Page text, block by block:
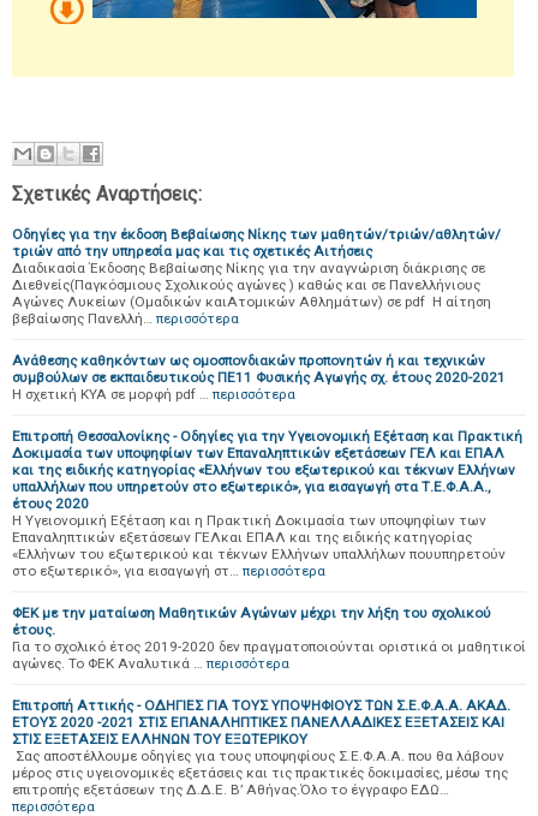
Σχετικές Αναρτήσεις:
Oδηγίες για την έκδοση Βεβαίωσης Νίκης των μαθητών/τριών/αθλητών/
τριών από την υπηρεσία μας και τις σχετικές Αιτήσεις
Διαδικασία Έκδοσης Βεβαίωσης Νίκης για την αναγνώριση διάκρισης σε
Διεθνείς(Παγκόσμιους Σχολικούς αγώνες ) καθώς και σε Πανελλήνιους
Αγώνες Λυκείων (Ομαδικών καιΑτομικών Αθλημάτων) σε pdf H αίτηση
βεβαίωσης Πανελλή… περισσότερα
Ανάθεσης καθηκόντων ως ομοσπονδιακών προπονητών ή και τεχνικών
συμβούλων σε εκπαιδευτικούς ΠΕ11 Φυσικής Αγωγής σχ. έτους 2020-2021
Η σχετική ΚΥΑ σε μορφή pdf … περισσότερα
Επιτροπή Θεσσαλονίκης - Οδηγίες για την Υγειονομική Εξέταση και Πρακτική
Δοκιμασία των υποψηφίων των Επαναληπτικών εξετάσεων ΓΕΛ και ΕΠΑΛ
και της ειδικής κατηγορίας «Ελλήνων του εξωτερικού και τέκνων Ελλήνων
υπαλλήλων που υπηρετούν στο εξωτερικό», για εισαγωγή στα Τ.Ε.Φ.Α.Α.,
έτους 2020
Η Υγειονομική Εξέταση και η Πρακτική Δοκιμασία των υποψηφίων των
Επαναληπτικών εξετάσεων ΓΕΛκαι ΕΠΑΛ και της ειδικής κατηγορίας
«Ελλήνων του εξωτερικού και τέκνων Ελλήνων υπαλλήλων πουυπηρετούν
στο εξωτερικό», για εισαγωγή στ… περισσότερα
ΦΕΚ με την ματαίωση Μαθητικών Αγώνων μέχρι την λήξη του σχολικού
έτους.
Για το σχολικό έτος 2019-2020 δεν πραγματοποιούνται οριστικά οι μαθητικοί
αγώνες. Το ΦΕΚ Αναλυτικά … περισσότερα
Επιτροπή Αττικής - ΟΔΗΓΙΕΣ ΓΙΑ ΤΟΥΣ ΥΠΟΨΗΦΙΟΥΣ ΤΩΝ Σ.Ε.Φ.Α.Α. ΑΚΑΔ.
ΕΤΟΥΣ 2020 -2021 ΣΤΙΣ ΕΠΑΝΑΛΗΠΤΙΚΕΣ ΠΑΝΕΛΛΑΔΙΚΕΣ ΕΞΕΤΑΣΕΙΣ ΚΑΙ
ΣΤΙΣ ΕΞΕΤΑΣΕΙΣ ΕΛΛΗΝΩΝ ΤΟΥ ΕΞΩΤΕΡΙΚΟΥ
Σας αποστέλλουμε οδηγίες για τους υποψηφίους Σ.Ε.Φ.Α.Α. που θα λάβουν
μέρος στις υγειονομικές εξετάσεις και τις πρακτικές δοκιμασίες, μέσω της
επιτροπής εξετάσεων της Δ.Δ.Ε. Β’ Αθήνας.Όλο το έγγραφο ΕΔΩ…
περισσότερα